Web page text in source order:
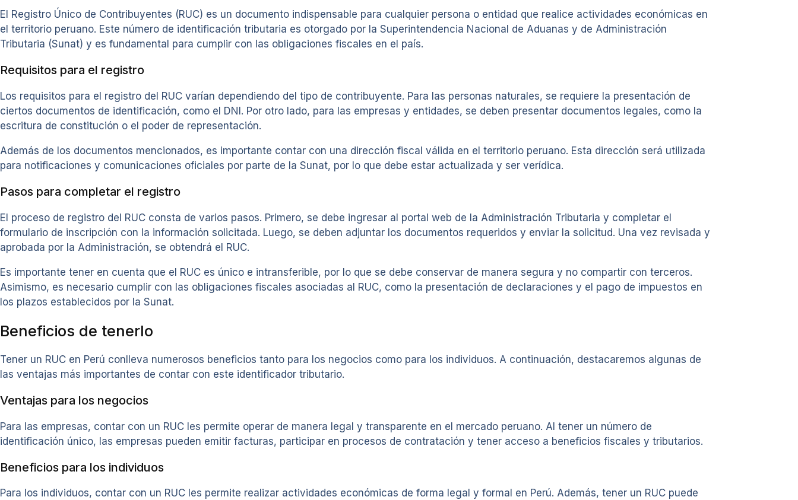
El Registro Único de Contribuyentes (RUC) es un documento indispensable para cualquier persona o entidad que realice actividades económicas en
el territorio peruano. Este número de identificación tributaria es otorgado por la Superintendencia Nacional de Aduanas y de Administración
Tributaria (Sunat) y es fundamental para cumplir con las obligaciones fiscales en el país.
Requisitos para el registro
Los requisitos para el registro del RUC varían dependiendo del tipo de contribuyente. Para las personas naturales, se requiere la presentación de
ciertos documentos de identificación, como el DNI. Por otro lado, para las empresas y entidades, se deben presentar documentos legales, como la
escritura de constitución o el poder de representación.
Además de los documentos mencionados, es importante contar con una dirección fiscal válida en el territorio peruano. Esta dirección será utilizada
para notificaciones y comunicaciones oficiales por parte de la Sunat, por lo que debe estar actualizada y ser verídica.
Pasos para completar el registro
El proceso de registro del RUC consta de varios pasos. Primero, se debe ingresar al portal web de la Administración Tributaria y completar el
formulario de inscripción con la información solicitada. Luego, se deben adjuntar los documentos requeridos y enviar la solicitud. Una vez revisada y
aprobada por la Administración, se obtendrá el RUC.
Es importante tener en cuenta que el RUC es único e intransferible, por lo que se debe conservar de manera segura y no compartir con terceros.
Asimismo, es necesario cumplir con las obligaciones fiscales asociadas al RUC, como la presentación de declaraciones y el pago de impuestos en
los plazos establecidos por la Sunat.
Beneficios de tenerlo
Tener un RUC en Perú conlleva numerosos beneficios tanto para los negocios como para los individuos. A continuación, destacaremos algunas de
las ventajas más importantes de contar con este identificador tributario.
Ventajas para los negocios
Para las empresas, contar con un RUC les permite operar de manera legal y transparente en el mercado peruano. Al tener un número de
identificación único, las empresas pueden emitir facturas, participar en procesos de contratación y tener acceso a beneficios fiscales y tributarios.
Beneficios para los individuos
Para los individuos, contar con un RUC les permite realizar actividades económicas de forma legal y formal en Perú. Además, tener un RUC puede